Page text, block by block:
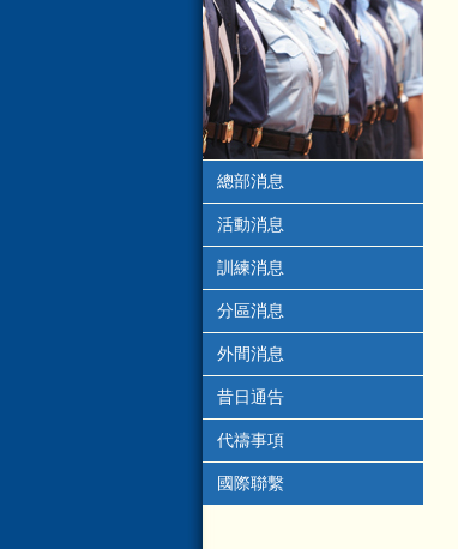
總部消息
活動消息
訓練消息
分區消息
外間消息
昔日通告
代禱事項
國際聯繫